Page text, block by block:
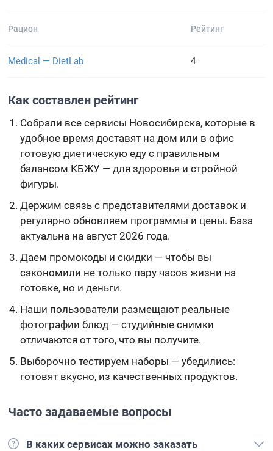
Рацион Рейтинг
Medical — DietLab 4
Как составлен рейтинг
Собрали все сервисы Новосибирска, которые в
удобное время доставят на дом или в офис
готовую диетическую еду с правильным
балансом КБЖУ — для здоровья и стройной
фигуры.
Держим связь с представителями доставок и
регулярно обновляем программы и цены. База
актуальна на август 2026 года.
Даем промокоды и скидки — чтобы вы
сэкономили не только пару часов жизни на
готовке, но и деньги.
Наши пользователи размещают реальные
фотографии блюд — студийные снимки
отличаются от того, что вы получите.
Выборочно тестируем наборы — убедились:
готовят вкусно, из качественных продуктов.
Часто задаваемые вопросы
В каких сервисах можно заказать